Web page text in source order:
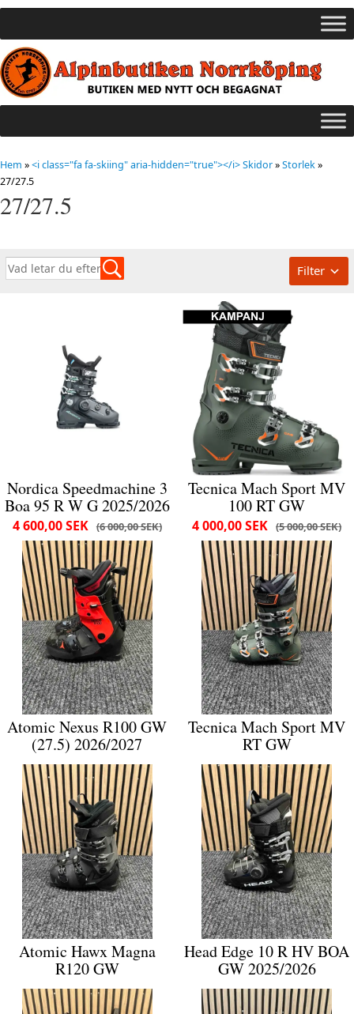
Hem »<i class="fa fa-skiing" aria-hidden="true"></i> Skidor»Storlek»
27/27.5
27/27.5
Filter
Nordica Speedmachine 3
Boa 95 R W G 2025/2026
6 000,00 SEK
4 600,00 SEK
Tecnica Mach Sport MV
100 RT GW
5 000,00 SEK
4 000,00 SEK
Atomic Nexus R100 GW
(27.5) 2026/2027
Tecnica Mach Sport MV
RT GW
Atomic Hawx Magna
R120 GW
Head Edge 10 R HV BOA
GW 2025/2026